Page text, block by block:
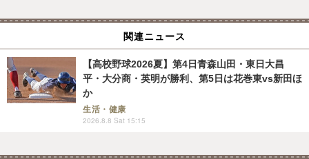
関連ニュース
【高校野球2026夏】第4日青森山田・東日大昌
平・大分商・英明が勝利、第5日は花巻東vs新田ほ
か
生活・健康
2026.8.8 Sat 15:15